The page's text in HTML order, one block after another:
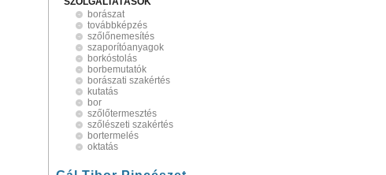
borászat
továbbképzés
szőlőnemesítés
szaporítóanyagok
borkóstolás
borbemutatók
borászati szakértés
kutatás
bor
szőlőtermesztés
szőlészeti szakértés
bortermelés
oktatás